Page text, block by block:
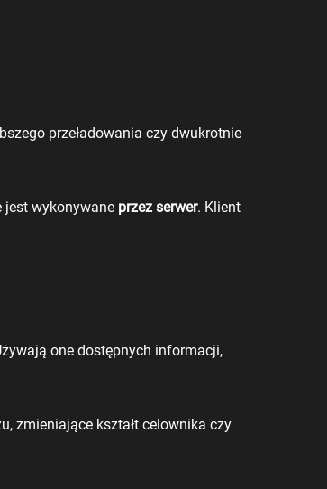
przeładowania czy dwukrotnie
jest wykonywane przez serwer. Klient
one dostępnych informacji,
zmieniające kształt celownika czy